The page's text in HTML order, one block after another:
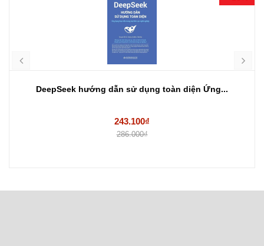
DeepSeek hướng dẫn sử dụng toàn diện Ứng...
243.100₫
286.000₫